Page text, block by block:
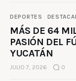
DEPORTES
MÁS DE 64
PASIÓN DEL
YUCATÁN
JULIO 7, 2026 0